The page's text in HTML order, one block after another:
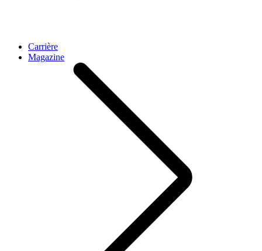
Carrière
Magazine